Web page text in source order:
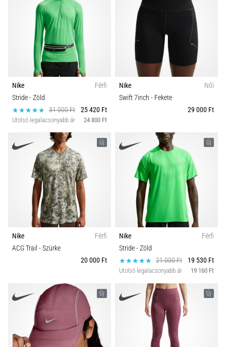
Nike
Férfi
Stride- Zöld
31 000 Ft
25 420 Ft
Utolsó legalacsonyabb ár 24 800 Ft
Nike
Női
Swift 7inch - Fekete
29 000 Ft
Új
Nike
Férfi
ACG Trail - Szürke
20 000 Ft
Új
Nike
Férfi
Stride- Zöld
21 000 Ft
19 530 Ft
Utolsó legalacsonyabb ár 19 160 Ft
Új Új